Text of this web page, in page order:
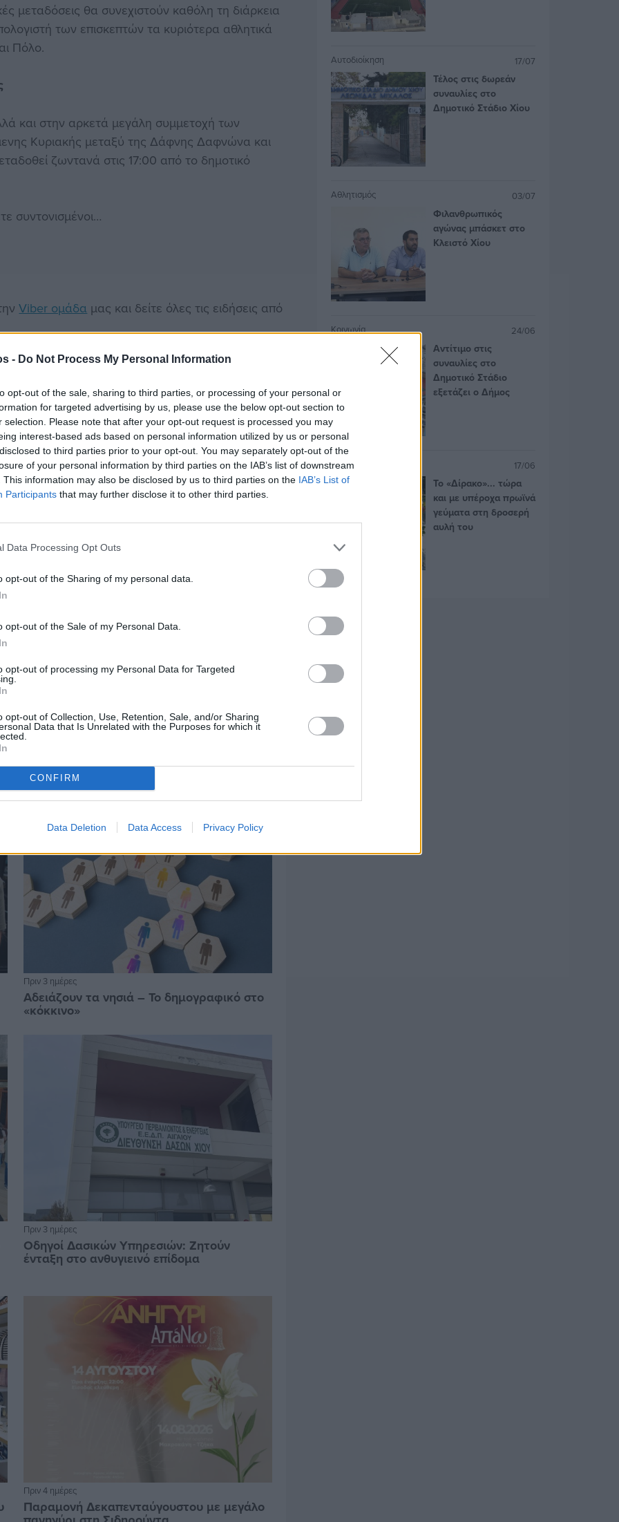
- Do Not Process My Personal Information
opt-out of the sale, sharing to third parties, or processing of your personal or
for targeted advertising by us, please use the below opt-out section to
selection. Please note that after your opt-out request is processed you may
interest-based ads based on personal information utilized by us or personal
to third parties prior to your opt-out. You may separately opt-out of the
of your personal information by third parties on the IAB’s list of downstream
This information may also be disclosed by us to third parties on the IAB’s List of
Participants that may further disclose it to other third parties.
Data Processing Opt Outs
opt-out of the Sharing of my personal data.
opt-out of the Sale of my Personal Data.
opt-out of processing my Personal Data for Targeted
opt-out of Collection, Use, Retention, Sale, and/or Sharing
Data that Is Unrelated with the Purposes for which it
CONFIRM
Data Deletion Data Access Privacy Policy
μεταδόσεις θα συνεχιστούν καθόλη τη διάρκεια
των επισκεπτών τα κυριότερα αθλητικά
Πόλο.
και στην αρκετά μεγάλη συμμετοχή των
Κυριακής μεταξύ της Δάφνης Δαφνώνα και
ζωντανά στις 17:00 από το δημοτικό
συντονισμένοι…
Viber ομάδα μας και δείτε όλες τις ειδήσεις από
Χίου
Ατρόμητος
Πριν 3 ημέρες
Ελαιοκομικό Μητρώο: Ξεκινά η
Χίο
Πριν 3 ημέρες
Αδειάζουν τα νησιά – Το δημογραφικό στο
«κόκκινο»
Πριν 3 ημέρες
Οδηγοί Δασικών Υπηρεσιών: Ζητούν
ένταξη στο ανθυγιεινό επίδομα
Πριν 4 ημέρες
Παραμονή Δεκαπενταύγουστου με μεγάλο
Αυτοδιοίκηση 17/07
Τέλος στις δωρεάν
συναυλίες στο
Δημοτικό Στάδιο Χίου
Αθλητισμός 03/07
Φιλανθρωπικός
αγώνας μπάσκετ στο
Κλειστό Χίου
Κοινωνία 24/06
Αντίτιμο στις
συναυλίες στο
Δημοτικό Στάδιο
εξετάζει ο Δήμος
Προτάσεις 17/06
Το «Δίρακο»... τώρα
και με υπέροχα πρωϊνά
γεύματα στη δροσερή
αυλή του